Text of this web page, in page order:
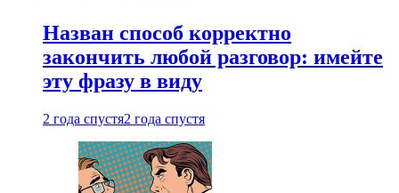
Назван способ корректно
закончить любой разговор: имейте
эту фразу в виду
2 года спустя2 года спустя